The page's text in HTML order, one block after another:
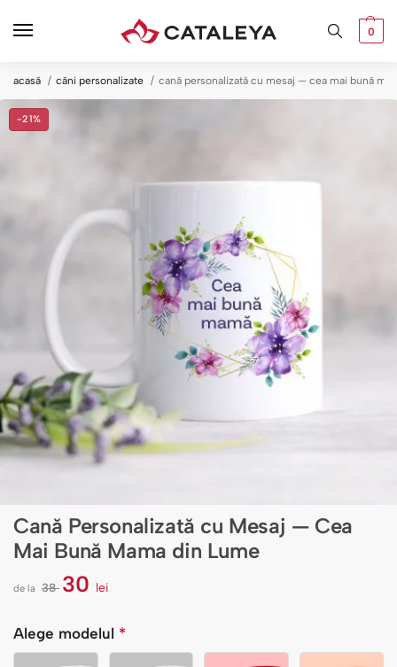
0
acasă căni personalizate cană personalizată cu mesaj — cea mai bună
-21%
Cană Personalizată cu Mesaj — Cea
Mai Bună Mama din Lume
de la 38 30 lei
Alege modelul *